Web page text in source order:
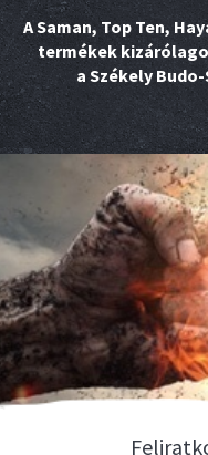
A Saman, Top Ten,
termékek
a Székely